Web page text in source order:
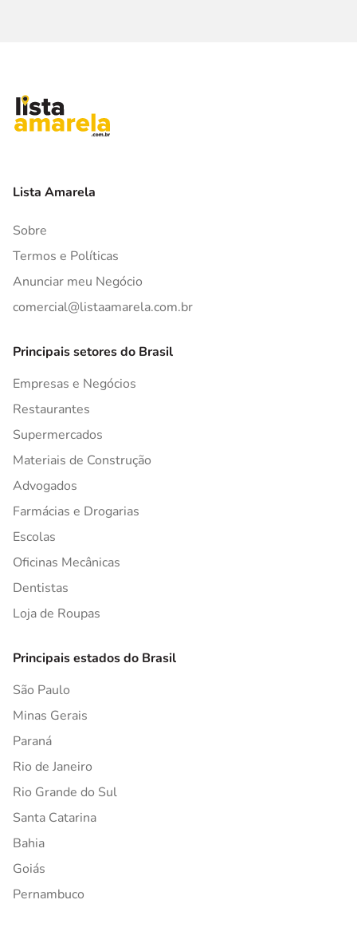
Lista Amarela
Sobre
Termos e Políticas
Anunciar meu Negócio
comercial@listaamarela.com.br
Principais setores do Brasil
Empresas e Negócios
Restaurantes
Supermercados
Materiais de Construção
Advogados
Farmácias e Drogarias
Escolas
Oficinas Mecânicas
Dentistas
Loja de Roupas
Principais estados do Brasil
São Paulo
Minas Gerais
Paraná
Rio de Janeiro
Rio Grande do Sul
Santa Catarina
Bahia
Goiás
Pernambuco